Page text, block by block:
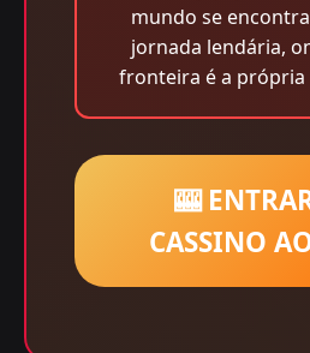
mundo se
jornada lendária,
fronteira é a própria
🎰
CASSINO